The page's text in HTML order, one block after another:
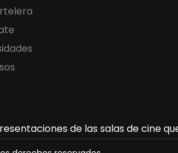
de las salas de cine